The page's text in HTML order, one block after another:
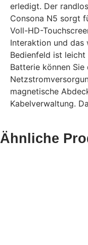
erledigt. Der
Consona N5 sorgt
Voll-HD-
Interaktion und das
Bedienfeld ist
Batterie können
magnetische
Kabelverwaltung.
Ähnliche